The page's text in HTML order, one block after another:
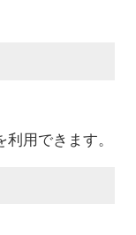
用できます。